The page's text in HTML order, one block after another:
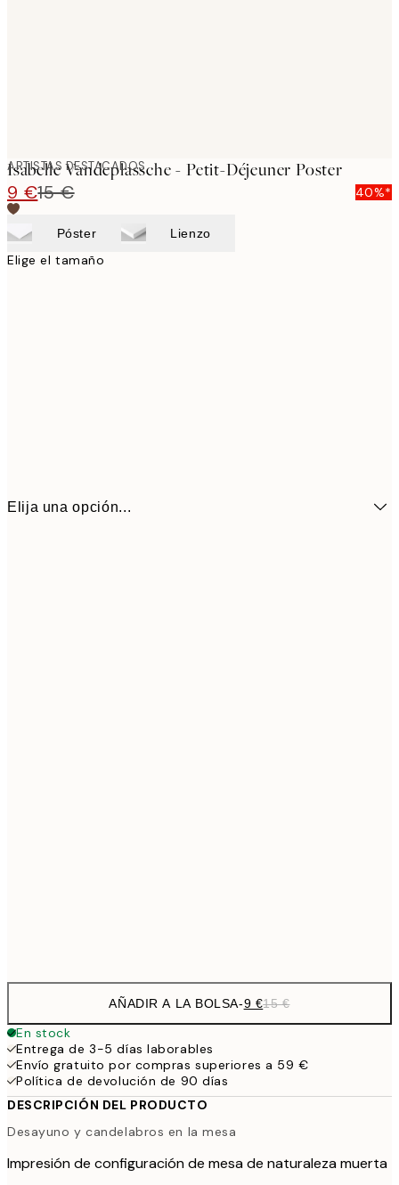
ARTISTAS DESTACADOS
Isabelle Vandeplassche - Petit-Déjeuner Poster
9 €15 € 40%*
Póster Lienzo
Elige el tamaño
Elija una opción...
AÑADIR A LA BOLSA-9 €15 €
En stock
Entrega de 3-5 días laborables
Envío gratuito por compras superiores a 59 €
Política de devolución de 90 días
DESCRIPCIÓN DEL PRODUCTO
Desayuno y candelabros en la mesa
Impresión de configuración de mesa de naturaleza muerta